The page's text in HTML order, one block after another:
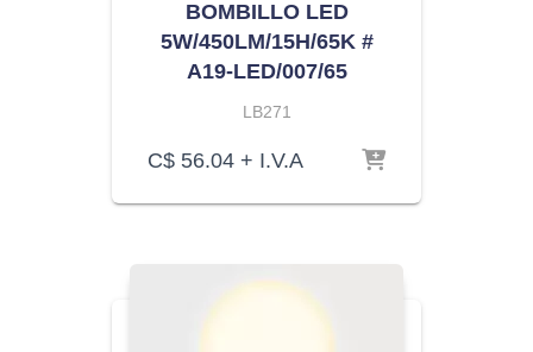
BOMBILLO LED
5W/450LM/15H/65K #
A19-LED/007/65
LB271
C$ 56.04 + I.V.A